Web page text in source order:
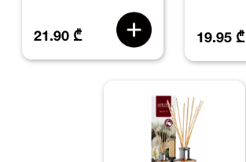
21.90 ₾ 19.95 ₾